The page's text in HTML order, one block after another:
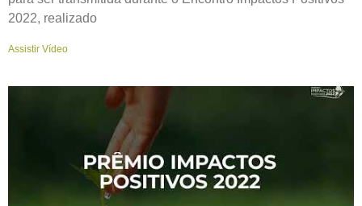
2022, realizado
Assistir Vídeo